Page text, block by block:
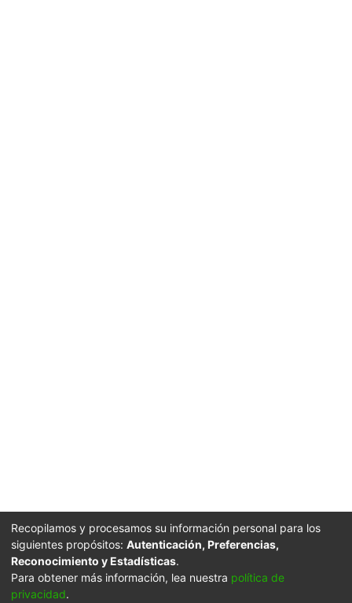
Recopilamos y procesamos su información personal para los
siguientes propósitos: Autenticación, Preferencias,
Reconocimiento y Estadísticas.
Para obtener más información, lea nuestra política de
privacidad.